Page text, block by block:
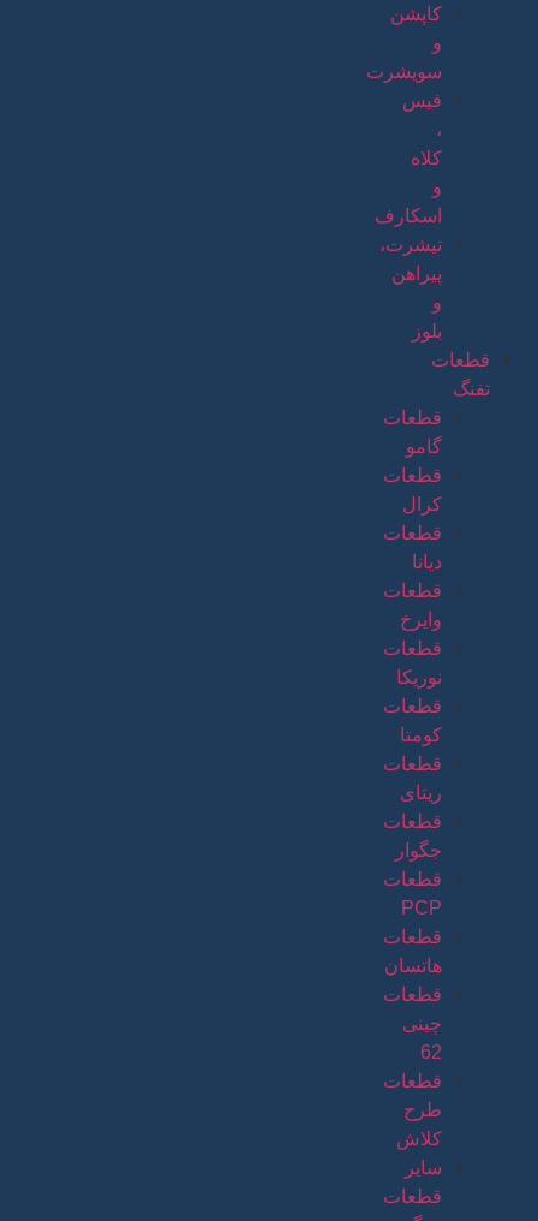
کاپشن
و
سویشرت
فیس
،
کلاه
و
اسکارف
تیشرت،
پیراهن
و
بلوز
قطعات
تفنگ
قطعات
گامو
قطعات
کرال
قطعات
دیانا
قطعات
وایرخ
قطعات
نوریکا
قطعات
کومتا
قطعات
ریتای
قطعات
جگوار
قطعات
PCP
قطعات
هاتسان
قطعات
چینی
62
قطعات
طرح
کلاش
سایر
قطعات